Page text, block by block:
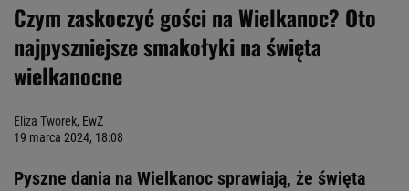
Czym zaskoczyć gości na Wielkanoc? Oto
najpyszniejsze smakołyki na święta
wielkanocne
Eliza Tworek, EwZ
19 marca 2024, 18:08
Pyszne dania na Wielkanoc sprawiają, że święta